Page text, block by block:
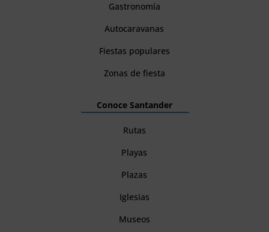
Gastronomía
Autocaravanas
Fiestas populares
Zonas de fiesta
Conoce Santander
Rutas
Playas
Plazas
Iglesias
Museos